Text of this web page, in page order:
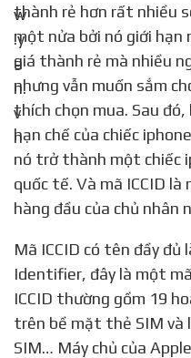
thành rẻ hơn rất nhiều
một nửa bởi nó giới hạn
giá thành rẻ mà nhiều
nhưng vẫn muốn sắm
thích chọn mua. Sau
hạn chế của chiếc
nó trở thành một chiếc
quốc tế. Và mã ICCID
hàng đầu của chủ nhân
Mã ICCID có tên đầy đủ là: Integrated Circuit Card
Identifier, đây là một
ICCID thường gồm 19
trên bề mặt thẻ SIM và
SIM… Máy chủ của